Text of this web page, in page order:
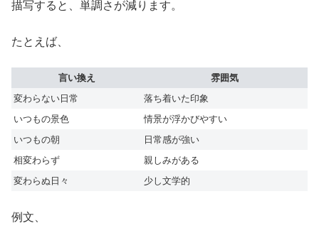
描写すると、単調さが減ります。
たとえば、
言い換え
雰囲気
変わらない日常
落ち着いた印象
いつもの景色
情景が浮かびやすい
いつもの朝
日常感が強い
相変わらず
親しみがある
変わらぬ日々
少し文学的
例文、